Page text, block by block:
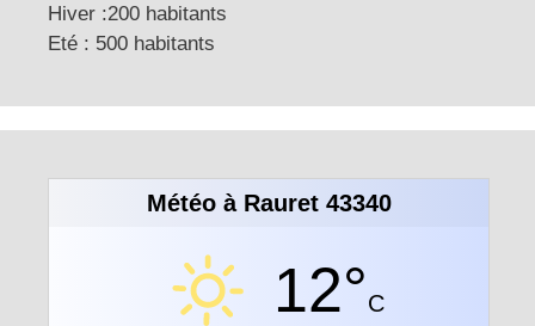
Hiver :200 habitants
Eté : 500 habitants
Météo à Rauret 43340
12°C